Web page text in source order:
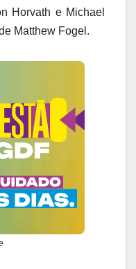
Horvath e Michael
Matthew Fogel.